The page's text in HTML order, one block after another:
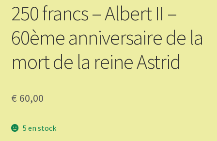
250 francs – Albert II –
60ème anniversaire de la
mort de la reine Astrid
€ 60,00
5 en stock